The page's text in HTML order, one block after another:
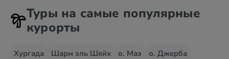
Туры на самые популярные
курорты
Хургада Шарм эль Шейх о. Маэ
о. Джерба